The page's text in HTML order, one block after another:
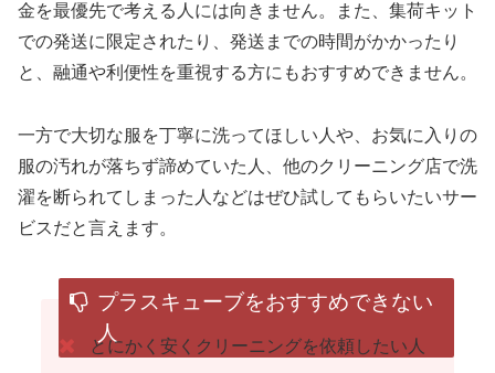
金を最優先で考える人には向きません。また、集荷キット
での発送に限定されたり、発送までの時間がかかったり
と、融通や利便性を重視する方にもおすすめできません。
一方で大切な服を丁寧に洗ってほしい人や、お気に入りの
服の汚れが落ちず諦めていた人、他のクリーニング店で洗
濯を断られてしまった人などはぜひ試してもらいたいサー
ビスだと言えます。
プラスキューブをおすすめできない
人
とにかく安くクリーニングを依頼したい人